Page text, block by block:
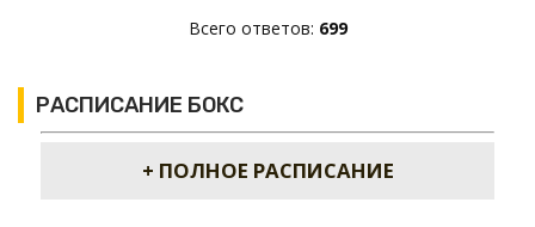
Всего ответов: 699
РАСПИСАНИЕ БОКС
+ ПОЛНОЕ РАСПИСАНИЕ